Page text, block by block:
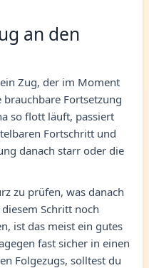
an den
Zug, der im Moment
Fortsetzung
so flott läuft, passiert
Fortschritt und
danach starr oder die
zu prüfen, was danach
Schritt noch
ist das meist ein gutes
fast sicher in einen
Folgezugs, solltest du